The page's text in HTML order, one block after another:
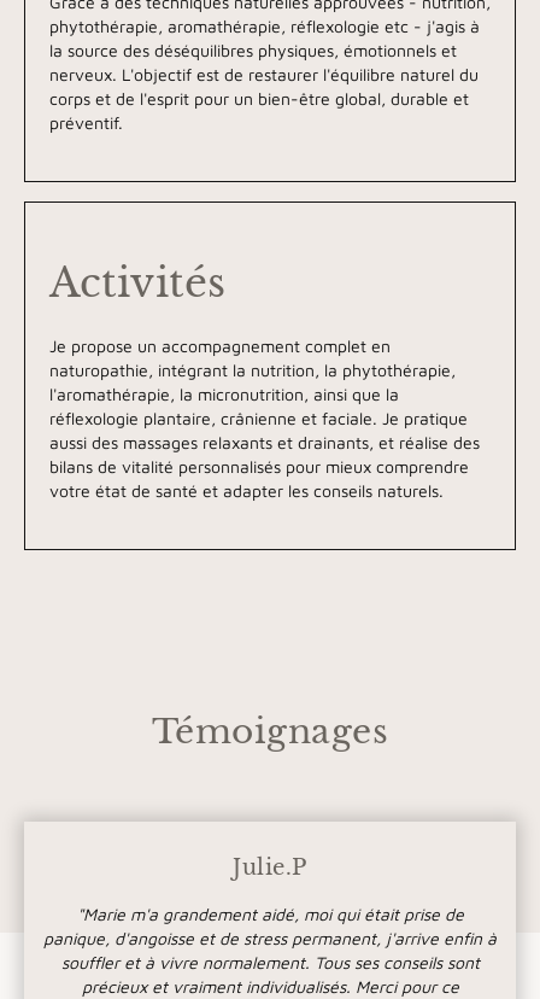
phytothérapie, aromathérapie, réflexologie etc - j'agis à
la source des déséquilibres physiques, émotionnels et
nerveux. L'objectif est de restaurer l'équilibre naturel du
corps et de l'esprit pour un bien-être global, durable et
préventif.
Activités
Je propose un accompagnement complet en
naturopathie, intégrant la nutrition, la phytothérapie,
l'aromathérapie, la micronutrition, ainsi que la
réflexologie plantaire, crânienne et faciale. Je pratique
aussi des massages relaxants et drainants, et réalise des
bilans de vitalité personnalisés pour mieux comprendre
votre état de santé et adapter les conseils naturels.
Témoignages
Julie.P
"Marie m'a grandement aidé, moi qui était prise de
panique, d'angoisse et de stress permanent, j'arrive enfin à
souffler et à vivre normalement. Tous ses conseils sont
précieux et vraiment individualisés. Merci pour ce